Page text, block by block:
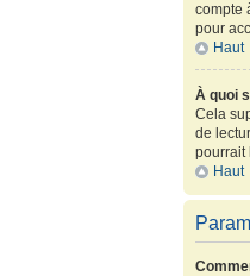
compte
pour
Haut
À quoi
Cela
de
pourrait
Haut